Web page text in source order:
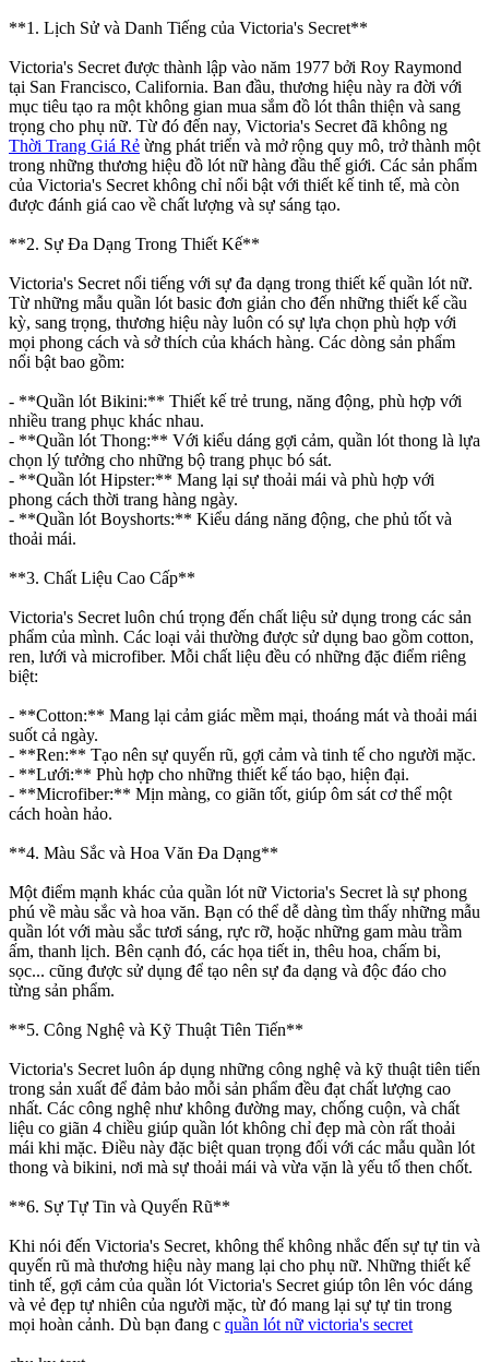
**1. Lịch Sử và Danh Tiếng của Victoria's Secret**
Victoria's Secret được thành lập vào năm 1977 bởi Roy Raymond
tại San Francisco, California. Ban đầu, thương hiệu này ra đời với
mục tiêu tạo ra một không gian mua sắm đồ lót thân thiện và sang
trọng cho phụ nữ. Từ đó đến nay, Victoria's Secret đã không ng
Thời Trang Giá Rẻ ừng phát triển và mở rộng quy mô, trở thành một
trong những thương hiệu đồ lót nữ hàng đầu thế giới. Các sản phẩm
của Victoria's Secret không chỉ nổi bật với thiết kế tinh tế, mà còn
được đánh giá cao về chất lượng và sự sáng tạo.
**2. Sự Đa Dạng Trong Thiết Kế**
Victoria's Secret nổi tiếng với sự đa dạng trong thiết kế quần lót nữ.
Từ những mẫu quần lót basic đơn giản cho đến những thiết kế cầu
kỳ, sang trọng, thương hiệu này luôn có sự lựa chọn phù hợp với
mọi phong cách và sở thích của khách hàng. Các dòng sản phẩm
nổi bật bao gồm:
- **Quần lót Bikini:** Thiết kế trẻ trung, năng động, phù hợp với
nhiều trang phục khác nhau.
- **Quần lót Thong:** Với kiểu dáng gợi cảm, quần lót thong là lựa
chọn lý tưởng cho những bộ trang phục bó sát.
- **Quần lót Hipster:** Mang lại sự thoải mái và phù hợp với
phong cách thời trang hàng ngày.
- **Quần lót Boyshorts:** Kiểu dáng năng động, che phủ tốt và
thoải mái.
**3. Chất Liệu Cao Cấp**
Victoria's Secret luôn chú trọng đến chất liệu sử dụng trong các sản
phẩm của mình. Các loại vải thường được sử dụng bao gồm cotton,
ren, lưới và microfiber. Mỗi chất liệu đều có những đặc điểm riêng
biệt:
- **Cotton:** Mang lại cảm giác mềm mại, thoáng mát và thoải mái
suốt cả ngày.
- **Ren:** Tạo nên sự quyến rũ, gợi cảm và tinh tế cho người mặc.
- **Lưới:** Phù hợp cho những thiết kế táo bạo, hiện đại.
- **Microfiber:** Mịn màng, co giãn tốt, giúp ôm sát cơ thể một
cách hoàn hảo.
**4. Màu Sắc và Hoa Văn Đa Dạng**
Một điểm mạnh khác của quần lót nữ Victoria's Secret là sự phong
phú về màu sắc và hoa văn. Bạn có thể dễ dàng tìm thấy những mẫu
quần lót với màu sắc tươi sáng, rực rỡ, hoặc những gam màu trầm
ấm, thanh lịch. Bên cạnh đó, các họa tiết in, thêu hoa, chấm bi,
sọc... cũng được sử dụng để tạo nên sự đa dạng và độc đáo cho
từng sản phẩm.
**5. Công Nghệ và Kỹ Thuật Tiên Tiến**
Victoria's Secret luôn áp dụng những công nghệ và kỹ thuật tiên tiến
trong sản xuất để đảm bảo mỗi sản phẩm đều đạt chất lượng cao
nhất. Các công nghệ như không đường may, chống cuộn, và chất
liệu co giãn 4 chiều giúp quần lót không chỉ đẹp mà còn rất thoải
mái khi mặc. Điều này đặc biệt quan trọng đối với các mẫu quần lót
thong và bikini, nơi mà sự thoải mái và vừa vặn là yếu tố then chốt.
**6. Sự Tự Tin và Quyến Rũ**
Khi nói đến Victoria's Secret, không thể không nhắc đến sự tự tin và
quyến rũ mà thương hiệu này mang lại cho phụ nữ. Những thiết kế
tinh tế, gợi cảm của quần lót Victoria's Secret giúp tôn lên vóc dáng
và vẻ đẹp tự nhiên của người mặc, từ đó mang lại sự tự tin trong
mọi hoàn cảnh. Dù bạn đang c quần lót nữ victoria's secret